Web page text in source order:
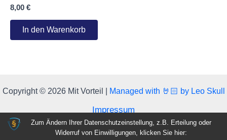
8,00 €
In den Warenkorb
Copyright © 2026 Mit Vorteil | Managed with 🤘🏻 by Leo Skull
Impressum
Datenschutzvereinbarungen
Zum Ändern Ihrer Datenschutzeinstellung, z.B. Erteilung oder
Widerruf von Einwilligungen, klicken Sie hier: